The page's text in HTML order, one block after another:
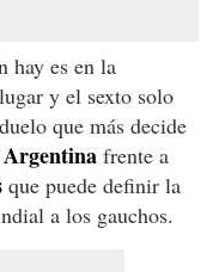
hay es en la
y el sexto solo
que más decide
Argentina frente a
que puede definir la
a los gauchos.